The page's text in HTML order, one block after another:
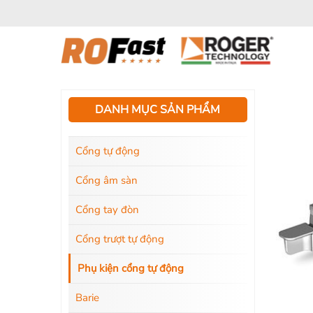
DANH MỤC SẢN PHẨM
Cổng tự động
Cổng âm sàn
Cổng tay đòn
Cổng trượt tự động
Phụ kiện cổng tự động
Barie